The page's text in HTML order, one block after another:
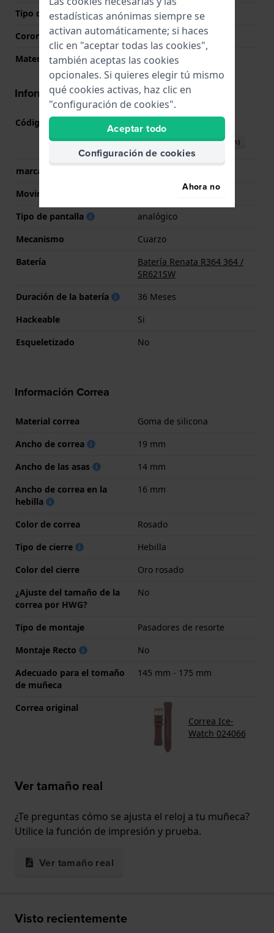
Tipo de cristal
Mineral
Corona
Corona tipo pull
Material del bisel
Aluminio
Información del movimiento
Código de Movimiento 6P29(
Descargar manual (English)
marca del movimiento
Movimiento suizo
Tipo de pantalla
analógico
Mecanismo
Cuarzo
Batería
Batería Renata R364 364 /
SR621SW
Duración de la batería
36 Meses
Hackeable
Si
Esqueletizado
No
Información Correa
Material correa
Goma de silicona
Ancho de correa
19 mm
Ancho de las asas
14 mm
Ancho de correa en la
hebilla
16 mm
Color de correa
Rosado
Tipo de cierre
Hebilla
Color del cierre
Oro rosado
¿Ajuste del tamaño de la
correa por HWG?
No
Tipo de montaje
Pasadores de resorte
Montaje Recto
No
Adecuado para el tomaño
de muñeca
145 mm - 175 mm
Correa original
Correa Ice-
Watch 024066
Ver tamaño real
¿Te preguntas cómo se ajusta el reloj a tu muñeca?
Utilice la función de impresión y prueba.
Ver tamaño real
Visto recientemente
estadísticas anónimas siempre se
activan automáticamente; si haces
clic en "aceptar todas las cookies",
también aceptas las cookies
opcionales. Si quieres elegir tú mismo
qué cookies activas, haz clic en
"configuración de cookies".
Aceptar todo
Configuración de cookies
Ahora no